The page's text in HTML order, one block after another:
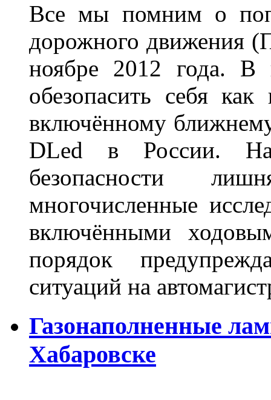
Все мы помним о
дорожного движения
ноябре 2012 года.
обезопасить себя
включённому
DLed в России.
безопасности
многочисленные
включёнными
порядок
ситуаций на
Газонаполненные
Хабаровске